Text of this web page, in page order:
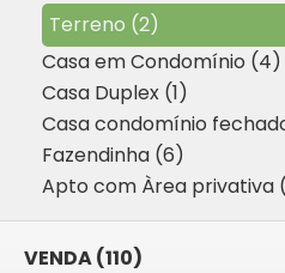
Terreno (2)
Casa em Condomínio (4)
Casa Duplex (1)
Casa condomínio
Fazendinha (6)
Apto com Àrea privativa
VENDA (110)